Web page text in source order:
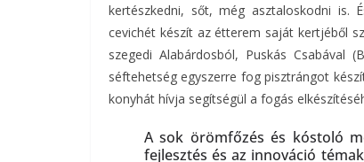
kertészkedni, sőt, még asztaloskodni is.
cevichét készít az étterem saját kertjéből
szegedi Alabárdosból, Puskás Csabával
séftehetség egyszerre fog pisztrángot
konyhát hívja segítségül a fogás
A sok örömfőzés és kóstoló
fejlesztés és az innováció